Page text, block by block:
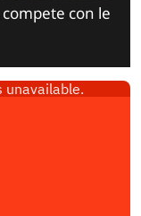
con le